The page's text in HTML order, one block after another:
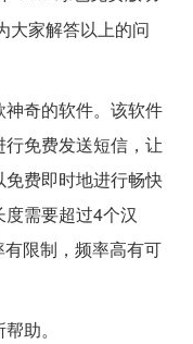
大家解答以上的问
奇的软件。该软件
免费发送短信，让
费即时地进行畅快
需要超过4个汉
限制，频率高有可
助。